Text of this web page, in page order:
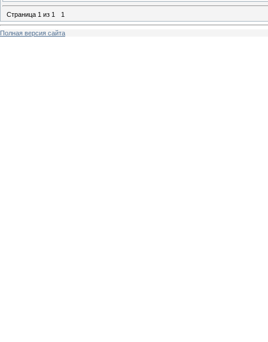
Страница 1 из 1 1
Полная версия сайта